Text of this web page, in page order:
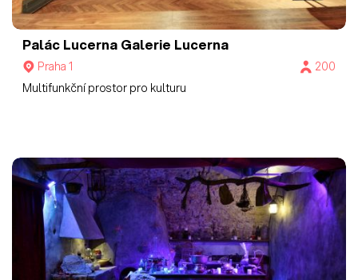
Palác Lucerna Galerie Lucerna
Praha 1
200
Multifunkční prostor pro kulturu